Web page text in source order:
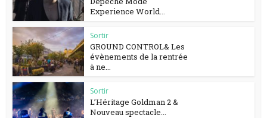
Experience World...
Sortir
GROUND CONTROL& Les
évènements de la rentrée
à ne...
Sortir
L’Héritage Goldman 2 &
Nouveau spectacle...